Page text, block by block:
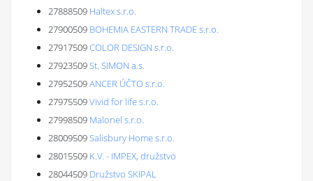
27888509 Haltex s.r.o.
27900509 BOHEMIA EASTERN TRADE s.r.o.
27917509COLOR DESIGN s.r.o.
27923509St. SIMON a.s.
27952509ANCER ÚČTO s.r.o.
27975509Vivid for life s.r.o.
27998509 Malonel s.r.o.
28009509Salisbury Home s.r.o.
28015509 K.V. - IMPEX, družstvo
28044509 Družstvo SKIPAL